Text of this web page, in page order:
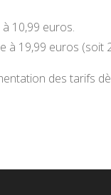
10,99 euros.
à 19,99 euros (soit
des tarifs